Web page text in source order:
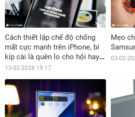
Cách thiết lập chế độ chống
mất cực mạnh trên iPhone, bí
kíp cài là quên lo cho hội hay
lơ đãng
13-02-2026 19:17
Mẹo
03-02-